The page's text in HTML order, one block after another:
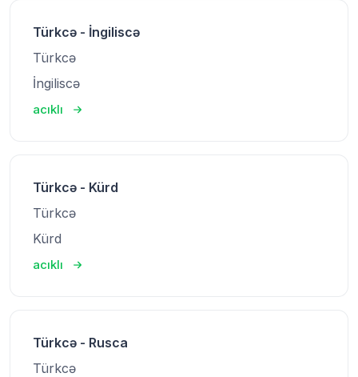
Türkcə - İngiliscə
Türkcə
İngiliscə
acıklı
Türkcə - Kürd
Türkcə
Kürd
acıklı
Türkcə - Rusca
Türkcə